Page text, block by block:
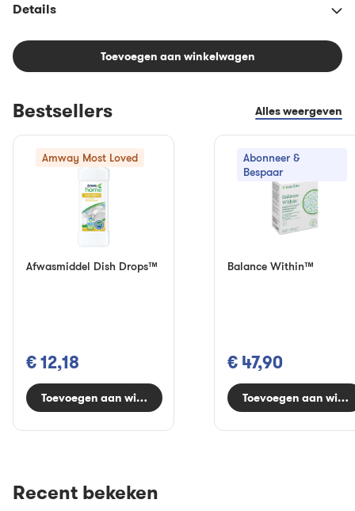
Details
Toevoegen aan winkelwagen
Bestsellers Alles weergeven
Amway Most Loved
Afwasmiddel Dish Drops™
€ 12,18
Toevoegen aan winkelwagen
Abonneer &
Bespaar
Balance Within™
€ 47,90
Toevoegen aan
Recent bekeken